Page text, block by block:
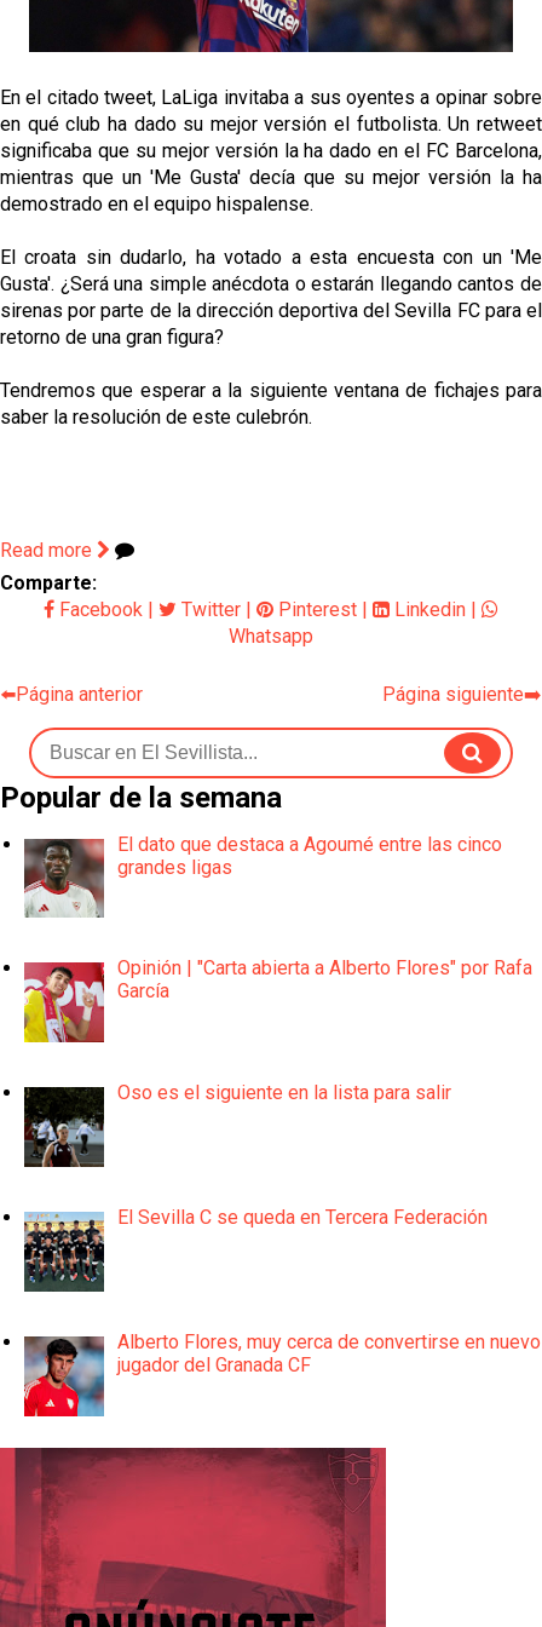
El Sevilla continúa con despidos y rechaza una
oferta de 420 millones por el club
El Sevilla mueve ficha por Robbie Ure: la opción 'A'
para el ataque nervionense
Los contratiempos para García Plaza por la mala
gestión de un inválido Consejo
En el citado tweet, LaLiga invitaba a sus oyentes a opinar sobre
en qué club ha dado su mejor versión el futbolista. Un retweet
significaba que su mejor versión la ha dado en el FC Barcelona,
mientras que un 'Me Gusta' decía que su mejor versión la ha
demostrado en el equipo hispalense.
El croata sin dudarlo, ha votado a esta encuesta con un 'Me
Gusta'. ¿Será una simple anécdota o estarán llegando cantos de
sirenas por parte de la dirección deportiva del Sevilla FC para el
retorno de una gran figura?
Tendremos que esperar a la siguiente ventana de fichajes para
saber la resolución de este culebrón.
Read more
Comparte:
Facebook
Twitter Pinterest Linkedin
Whatsapp
⬅️Página anterior Página siguiente➡️
Popular de la semana
El dato que destaca a Agoumé entre las cinco
grandes ligas
Opinión | "Carta abierta a Alberto Flores" por Rafa
García
Oso es el siguiente en la lista para salir
El Sevilla C se queda en Tercera Federación
Alberto Flores, muy cerca de convertirse en nuevo
jugador del Granada CF